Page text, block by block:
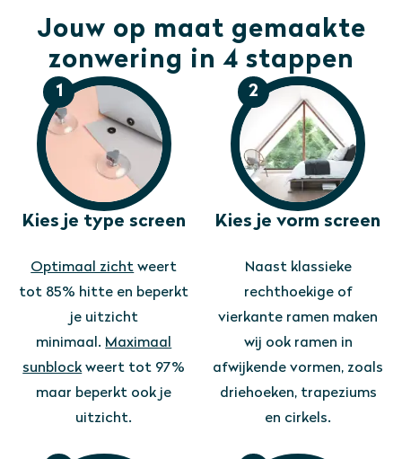
Jouw op maat gemaakte
zonwering in 4 stappen
1
Kies je type screen
Optimaal zicht weert
tot 85% hitte en beperkt
je uitzicht
minimaal. Maximaal
sunblock weert tot 97%
maar beperkt ook je
uitzicht.
2
Kies je vorm screen
Naast klassieke
rechthoekige of
vierkante ramen maken
wij ook ramen in
afwijkende vormen, zoals
driehoeken, trapeziums
en cirkels.